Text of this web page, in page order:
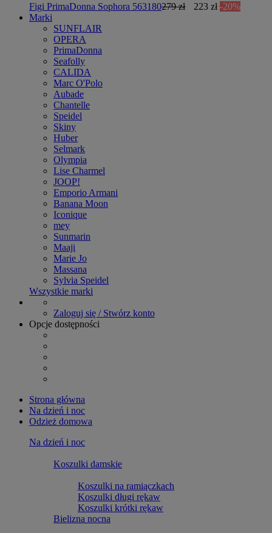
Figi PrimaDonna Sophora 563180279 zł 223 zł -20%
Marki
SUNFLAIR
OPERA
PrimaDonna
Seafolly
CALIDA
Marc O'Polo
Aubade
Chantelle
Speidel
Skiny
Huber
Selmark
Olympia
Lise Charmel
JOOP!
Emporio Armani
Banana Moon
Iconique
mey
Sunmarin
Maaji
Marie Jo
Massana
Sylvia Speidel
Wszystkie marki
Zaloguj się / Stwórz konto
Opcje dostępności
Strona główna
Na dzień i noc
Odzież domowa
Na dzień i noc
Koszulki damskie
Koszulki na ramiączkach
Koszulki długi rękaw
Koszulki krótki rękaw
Bielizna nocna